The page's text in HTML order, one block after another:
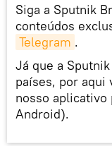
Siga a Sputnik
conteúdos
Telegram .
Já que a
países, por aqui
nosso aplicativo
Android).